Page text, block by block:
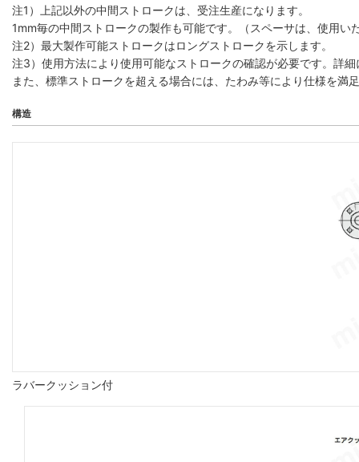
注1）上記以外の中間ストロークは、受注生産になります。
1mm毎の中間ストロークの製作も可能です。（スペーサは、使用い
注2）最大製作可能ストロークはロングストロークを示します。
注3）使用方法により使用可能なストロークの確認が必要です。詳
また、標準ストロークを超える場合には、たわみ等により仕様を
構造
ラバークッション付